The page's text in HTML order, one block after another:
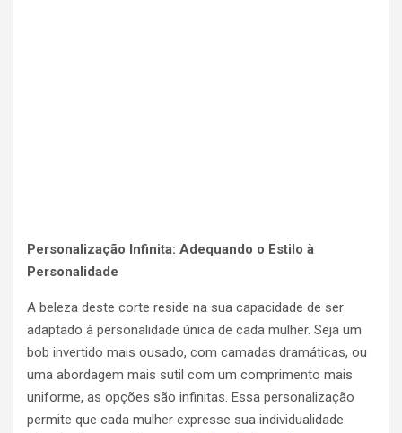
Personalização Infinita: Adequando o Estilo à
Personalidade
A beleza deste corte reside na sua capacidade de ser
adaptado à personalidade única de cada mulher. Seja um
bob invertido mais ousado, com camadas dramáticas, ou
uma abordagem mais sutil com um comprimento mais
uniforme, as opções são infinitas. Essa personalização
permite que cada mulher expresse sua individualidade